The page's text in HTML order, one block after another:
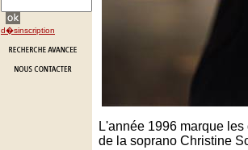
d�sinscription
L'année 1996 marque
de la soprano Christine